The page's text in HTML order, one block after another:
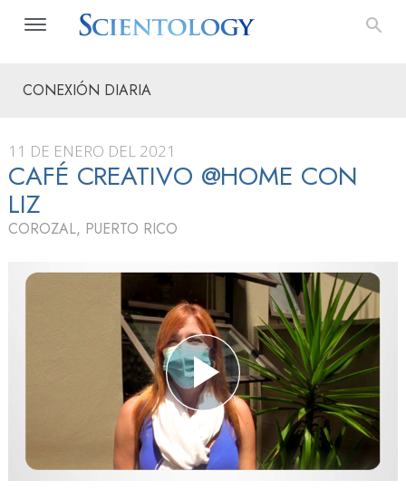
CONEXIÓN DIARIA
11 DE ENERO DEL 2021
CAFÉ CREATIVO @HOME CON
LIZ
COROZAL, PUERTO RICO